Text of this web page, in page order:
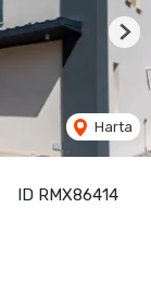
ID RMX86414
Harta